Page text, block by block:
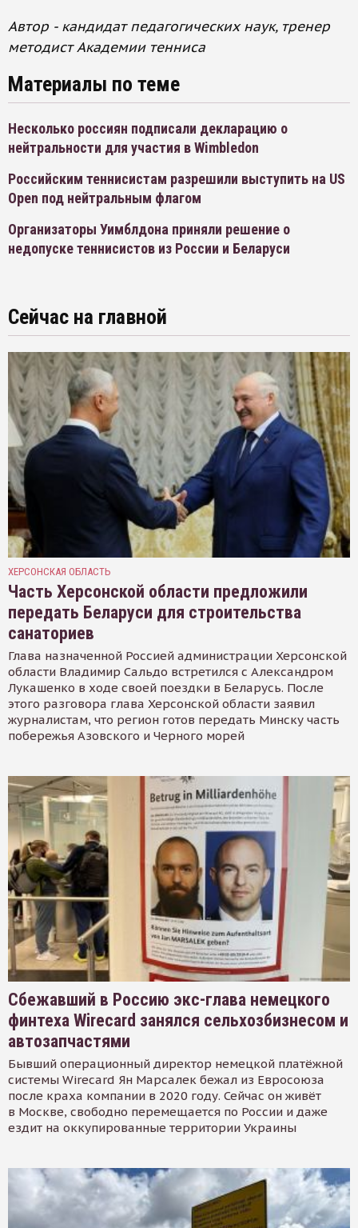
Автор - кандидат педагогических наук, тренер
методист Академии тенниса
Материалы по теме
Несколько россиян подписали декларацию о
нейтральности для участия в Wimbledon
Российским теннисистам разрешили выступить на US
Open под нейтральным флагом
Организаторы Уимблдона приняли решение о
недопуске теннисистов из России и Беларуси
Сейчас на главной
ХЕРСОНСКАЯ ОБЛАСТЬ
Часть Херсонской области предложили
передать Беларуси для строительства
санаториев
Глава назначенной Россией администрации Херсонской
области Владимир Сальдо встретился с Александром
Лукашенко в ходе своей поездки в Беларусь. После
этого разговора глава Херсонской области заявил
журналистам, что регион готов передать Минску часть
побережья Азовского и Черного морей
Сбежавший в Россию экс-глава немецкого
финтеха Wirecard занялся сельхозбизнесом и
автозапчастями
Бывший операционный директор немецкой платёжной
системы Wirecard Ян Марсалек бежал из Евросоюза
после краха компании в 2020 году. Сейчас он живёт
в Москве, свободно перемещается по России и даже
ездит на оккупированные территории Украины